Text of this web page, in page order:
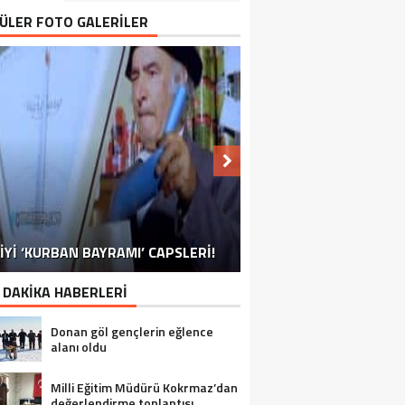
FOTO GALERİLER
TAKVİMİ’NE BİR RAKİP DAHA!
‘KURBAN BAYRAMI’ CAPSLERİ!
SÖYLEMEYEN ESNAF GÖRDÜNÜZ
MÜ?
FOTOĞRAFLARLA HIZAN
FOTOĞRAFLARLA BITLIS
FOTOĞRAFLARLA TATVAN
FOTOĞRAFLARLA GÜROYMAK
FOTOĞRAFLARLA AHLAT
FOTOĞRAFLARLA ADILCEVAZ
FOTOĞRAFLARLA MUTKI
HABERLERİ
Donan göl gençlerin eğlence
alanı oldu
Milli Eğitim Müdürü Kokrmaz’dan